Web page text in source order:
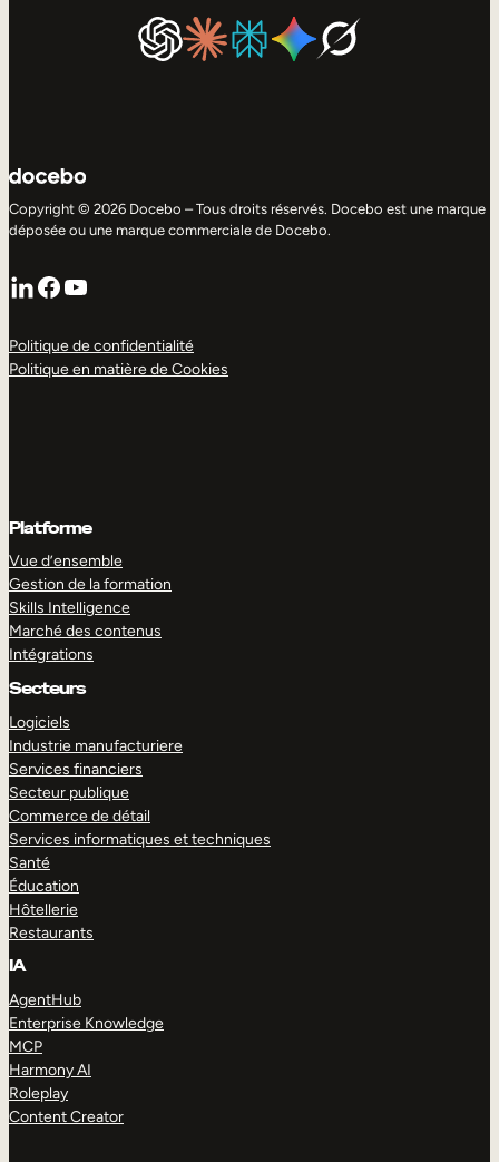
Copyright © 2026 Docebo – Tous droits réservés. Docebo est une marque
déposée ou une marque commerciale de Docebo.
LinkedIn
Facebook
YouTube
Politique de confidentialité
Politique en matière de Cookies
Platforme
Vue d’ensemble
Gestion de la formation
Skills Intelligence
Marché des contenus
Intégrations
Secteurs
Logiciels
Industrie manufacturiere
Services financiers
Secteur publique
Commerce de détail
Services informatiques et techniques
Santé
Éducation
Hôtellerie
Restaurants
IA
AgentHub
Enterprise Knowledge
MCP
Harmony AI
Roleplay
Content Creator